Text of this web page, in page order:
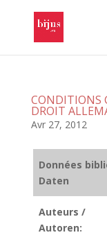
CONDITIONS
DROIT
Avr 27, 2012
Données
Daten
Auteurs /
Autoren: